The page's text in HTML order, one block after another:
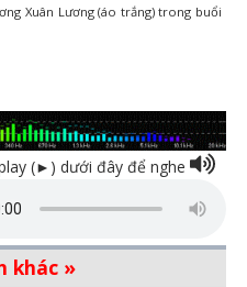
Xuân Lương (áo trắng) trong buổi
(►) dưới đây để nghe
khác »